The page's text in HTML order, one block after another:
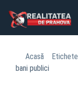
Acasă Etichete
bani publici